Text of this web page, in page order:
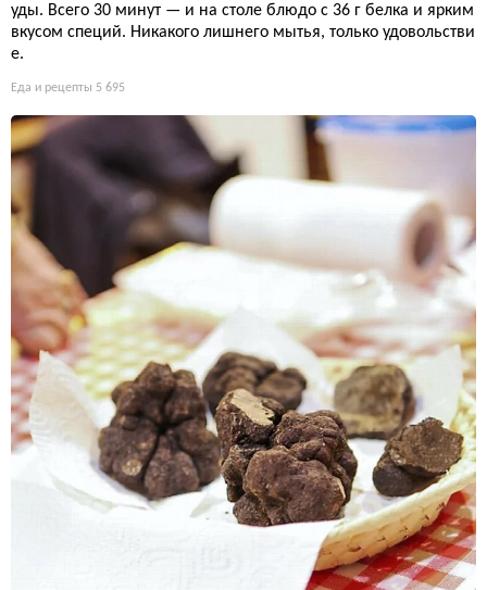
уды. Всего 30 минут — и на столе блюдо с 36 г белка и ярким
вкусом специй. Никакого лишнего мытья, только удовольстви
е.
Еда и рецепты 5 695